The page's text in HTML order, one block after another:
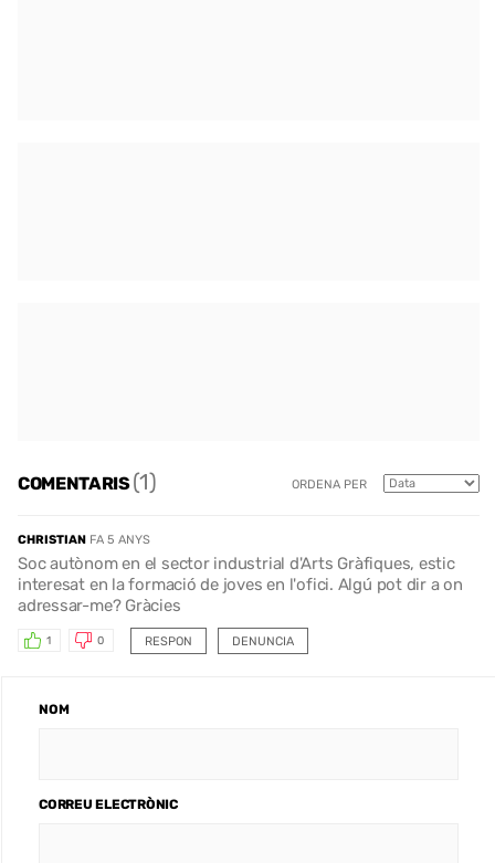
COMENTARIS(1) ORDENA PER
CHRISTIAN FA 5 ANYS
Soc autònom en el sector industrial d'Arts Gràfiques, estic
interesat en la formació de joves en l'ofici. Algú pot dir a on
adressar-me? Gràcies
RESPON
1 0 DENUNCIA
NOM
CORREU ELECTRÒNIC